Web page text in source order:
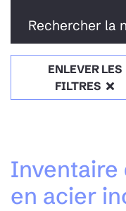
Rechercher la
ENLEVER LES
FILTRES
Inventaire
en acier